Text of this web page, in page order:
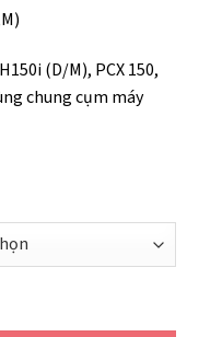
(D/M), PCX 150,
chung cụm máy
lượng